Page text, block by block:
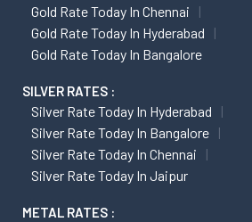
Gold Rate Today In Chennai
Gold Rate Today In Hyderabad
Gold Rate Today In Bangalore
SILVER RATES :
Silver Rate Today In Hyderabad
Silver Rate Today In Bangalore
Silver Rate Today In Chennai
Silver Rate Today In Jaipur
METAL RATES :